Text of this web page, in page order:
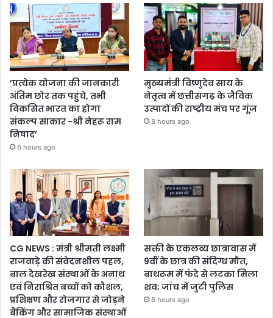
’प्रत्येक योजना की जानकारी
अंतिम छोर तक पहुंचे, तभी
विकसित भारत का होगा
संकल्प साकार -श्री नेहरू राम
निषाद’
6 hours ago
मुख्यमंत्री विष्णुदेव साय के
नेतृत्व में छत्तीसगढ़ के जैविक
उत्पादों की राष्ट्रीय मंच पर गूंज
8 hours ago
CG NEWS : मंत्री श्रीमती लक्ष्मी
राजवाड़े की संवेदनशील पहल,
बाल देखरेख संस्थाओं के अनाथ
एवं निराश्रित बच्चों को कौशल,
प्रशिक्षण और रोजगार से जोड़ने
बैंकिंग और सामाजिक संस्थाओं
सक्ती के एकलव्य छात्रावास में
9वीं के छात्र की संदिग्ध मौत,
बाथरूम में फंदे से लटका मिला
शव; जांच में जुटी पुलिस
8 hours ago